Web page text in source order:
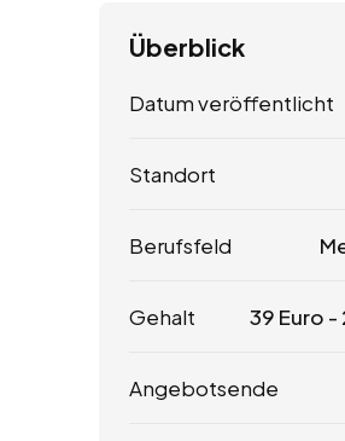
Überblick
Datum veröffentlicht
Standort
Berufsfeld
Gehalt 39 Euro -
Angebotsende